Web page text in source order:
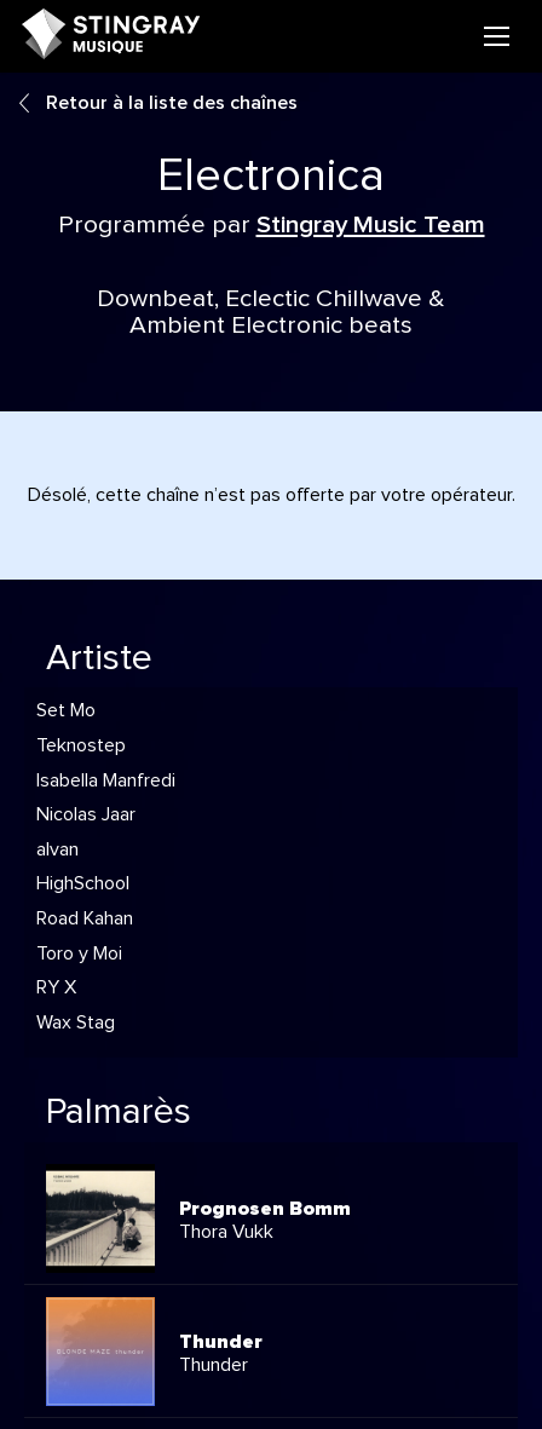
Retour à la liste des chaînes
Electronica
Programmée par Stingray Music Team
Downbeat, Eclectic Chillwave &
Ambient Electronic beats
Désolé, cette chaîne n’est pas offerte par votre opérateur.
Artiste
Set Mo
Teknostep
Isabella Manfredi
Nicolas Jaar
alvan
HighSchool
Road Kahan
Toro y Moi
RY X
Wax Stag
Palmarès
Prognosen Bomm
Thora Vukk
Thunder
Thunder